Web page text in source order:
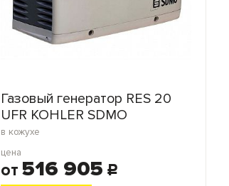
Газовый генератор RES 20
UFR KOHLER SDMO
в кожухе
цена
от 516 905 c